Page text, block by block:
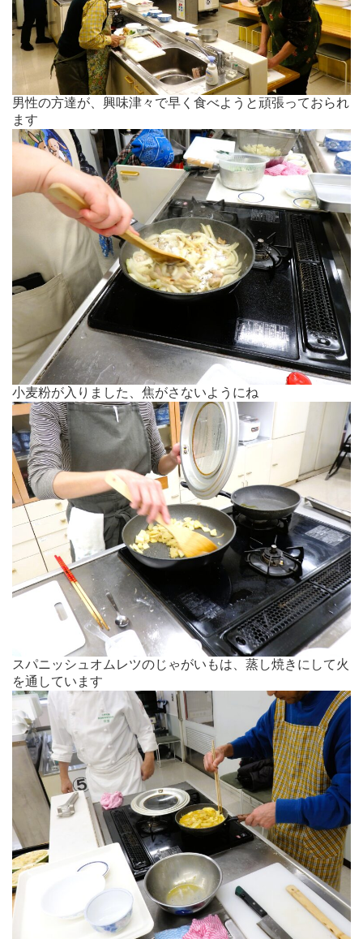
男性の方達が、興味津々で早く食べようと頑張っておられ
ます
小麦粉が入りました、焦がさないようにね
スパニッシュオムレツのじゃがいもは、蒸し焼きにして火
を通しています